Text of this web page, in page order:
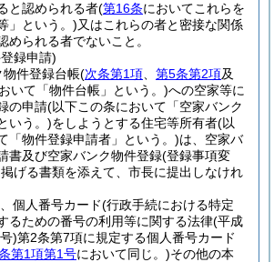
と認められる者(第16条においてこれらを
」という。)又はこれらの者と密接な関係
められる者でないこと。
録申請)
物件登録台帳(次条第1項 第5条第2項及
いて「物件台帳」という。)への空家等に
の申請(以下この条において「空家バンク
いう。)をしようとする住宅等所有者(以
「物件登録申請者」という。)は、空家バ
書及び空家バンク物件登録(登録事項変
げる書類を添えて、市長に提出しなけれ
個人番号カード(行政手続における特定
るための番号の利用等に関する法律(平成
)第2条第7項に規定する個人番号カード
第1項第1号において同じ。)その他の本